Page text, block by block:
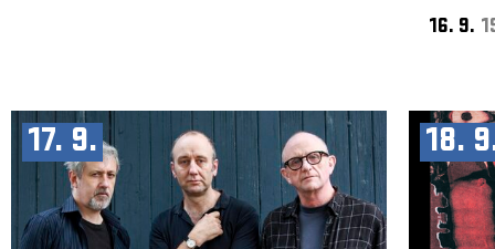
16. 9.
17. 9. 18.